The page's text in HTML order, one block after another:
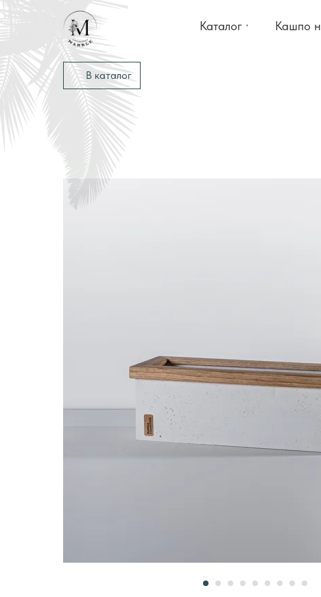
Кашпо
Каталог
В каталог